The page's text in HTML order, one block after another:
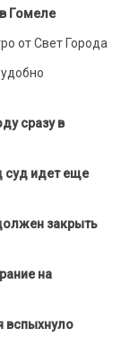
Гомеле
от Свет Города
сразу в
суд идет еще
закрыть
на
вспыхнуло